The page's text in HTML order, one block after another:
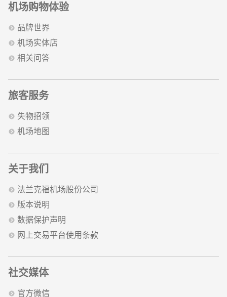
机场购物体验
品牌世界
机场实体店
相关问答
旅客服务
失物招领
机场地图
关于我们
法兰克福机场股份公司
版本说明
数据保护声明
网上交易平台使用条款
社交媒体
官方微信